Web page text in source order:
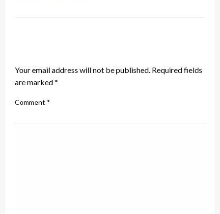
Your email address will not be published. Required fields
are marked*
Comment *